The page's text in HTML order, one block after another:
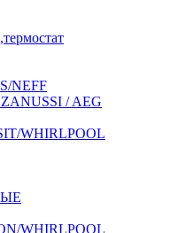
NEFF
/ AEG
WHIRLPOOL
WHIRLPOOL